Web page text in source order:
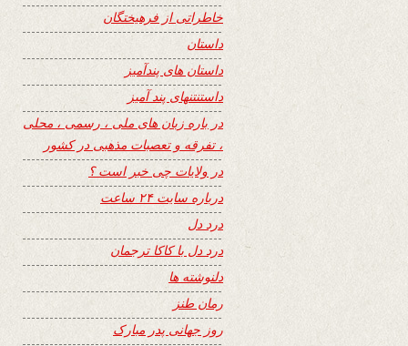
خاطراتی از فرهیختگان
داستان
داستان های پندآمیز
داستنتنهای پند آمیز
در باره زبان های ملی ، رسمی ، محلی
، تفرقه و تعصبات مذهبی در کشور
در ولایات چی خبر است ؟
درباره سایت ۲۴ ساعت
درد دل
درد دل با کاکا ترجمان
دلنوشته ها
رمان طنز
روز جهانی پدر مبارک